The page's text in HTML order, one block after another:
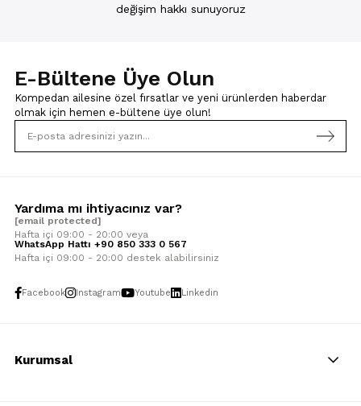
değişim hakkı sunuyoruz
E-Bültene Üye Olun
Kompedan ailesine özel fırsatlar ve yeni ürünlerden haberdar
olmak için hemen e-bültene üye olun!
Yardıma mı ihtiyacınız var?
[email protected]
Hafta içi 09:00 - 20:00 veya
WhatsApp Hattı +90 850 333 0 567
Hafta içi 09:00 - 20:00 destek alabilirsiniz
Facebook Instagram Youtube Linkedin
Kurumsal